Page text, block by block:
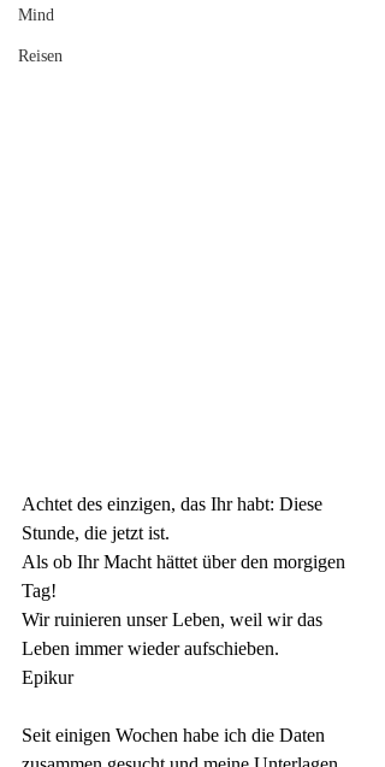
Mind
Reisen
Achtet des einzigen, das Ihr habt: Diese
Stunde, die jetzt ist.
Als ob Ihr Macht hättet über den morgigen
Tag!
Wir ruinieren unser Leben, weil wir das
Leben immer wieder aufschieben.
Epikur
Seit einigen Wochen habe ich die Daten